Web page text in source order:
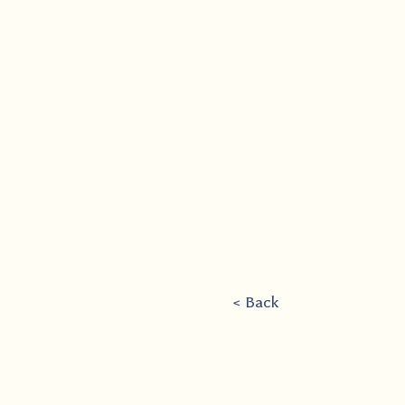
< Back